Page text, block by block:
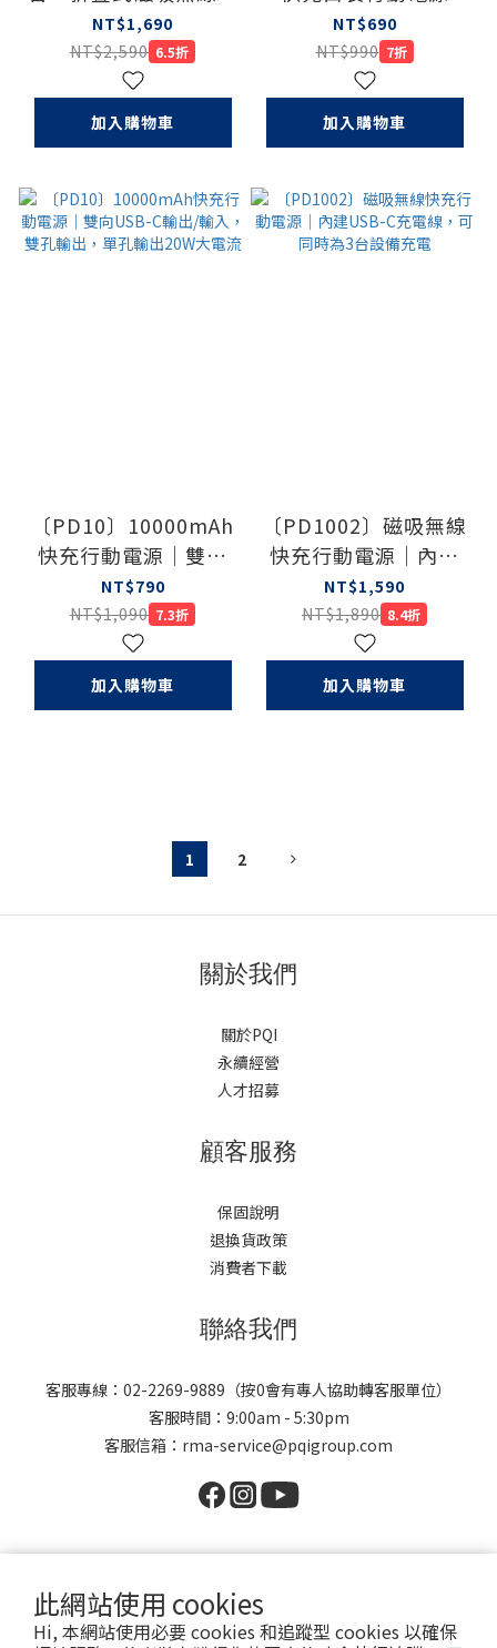
此網站使用 cookies
Hi, 本網站使用必要 cookies 和追蹤型 cookies 以確保
電座
NT$1,690
NT$2,590 6.5折
加入購物車
NT$690
NT$990 7折
加入購物車
〔PD10〕10000mAh
快充行動電源｜雙向
USB-C輸出/輸入，雙
孔輸出，單孔輸出
20W大電流
NT$790
NT$1,090 7.3折
加入購物車
〔PD1002〕磁吸無線
快充行動電源｜內建
USB-C充電線，可同
時為3台設備充電
NT$1,590
NT$1,890 8.4折
加入購物車
1 2
關於我們
關於PQI
永續經營
人才招募
顧客服務
保固說明
退換貨政策
消費者下載
聯絡我們
客服專線：02-2269-9889（按0會有專人協助轉客服單位）
客服時間：9:00am - 5:30pm
客服信箱：rma-service@pqigroup.com
版權所有 © 2026 PQI 勁永國際股份有限公司 保留所有權利